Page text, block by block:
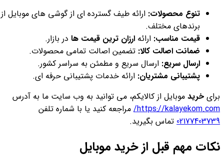
تنوع محصولات: ارائه طیف گسترده ای از گوشی های موبایل از
برندهای مختلف.
قیمت مناسب: ارائه ارزان ترین قیمت ها در بازار.
ضمانت اصالت کالا: تضمین اصالت تمامی محصولات.
ارسال سریع: ارسال سریع و مطمئن به سراسر کشور.
پشتیبانی مشتریان: ارائه خدمات پشتیبانی حرفه ای.
برای خرید موبایل از کالایکم، می توانید به وب سایت ما به آدرس
https://kalayekom.com/ مراجعه کنید یا با شماره تلفن
02177403739 تماس بگیرید.
نکات مهم قبل از خرید موبایل